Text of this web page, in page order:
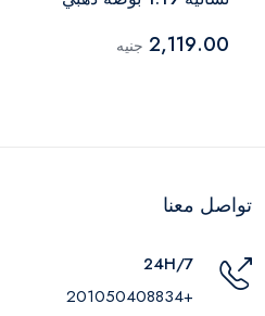
2,119.00 جنيه
تواصل معنا
24H/7
+201050408834